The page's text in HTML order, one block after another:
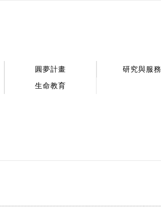
圓夢計畫 研究與服務
生命教育